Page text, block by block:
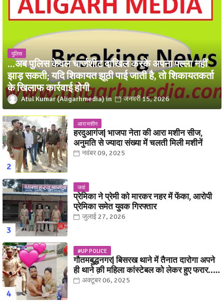
पुलिस
...अब पुलिस केवल चार्जशीट दाखिल करके अपना पल्ला नहीं
झाड़ सकती; यदि शिकायत झूठी पाई जाती है, तो शिकायतकर्ता
के खिलाफ कार्रवाई होगी
Atul Kumar (Aligarhmedia) जनवरी 15, 2026
आरा मशीन
हरदुआगंज| भाजपा नेता की आरा मशीन सीज,
अनुमति से ज्यादा संख्या में चलती मिली मशीनें
नवंबर 09, 2025
जवां
प्रेमिका ने प्रेमी को मारकर नहर में फेंका, आरोपी
प्रेमिका समेत युवक गिरफ्तार
जुलाई 27, 2026
#UP POLICE
गौतमबुद्धनगर| बिसरख थाने में तैनात दारोगा अपने
ही थाने क़ी महिला कांस्टेबल को लेकर हुए फरार...
पत्नी नें कर दी रार!
अक्टूबर 06, 2025